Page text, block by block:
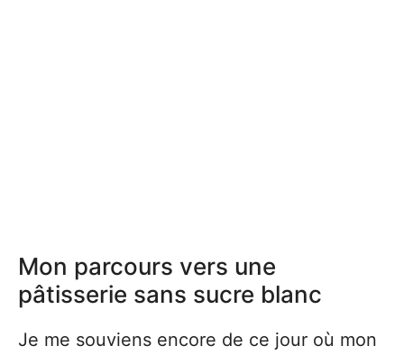
Mon parcours vers une
pâtisserie sans sucre blanc
Je me souviens encore de ce jour où mon